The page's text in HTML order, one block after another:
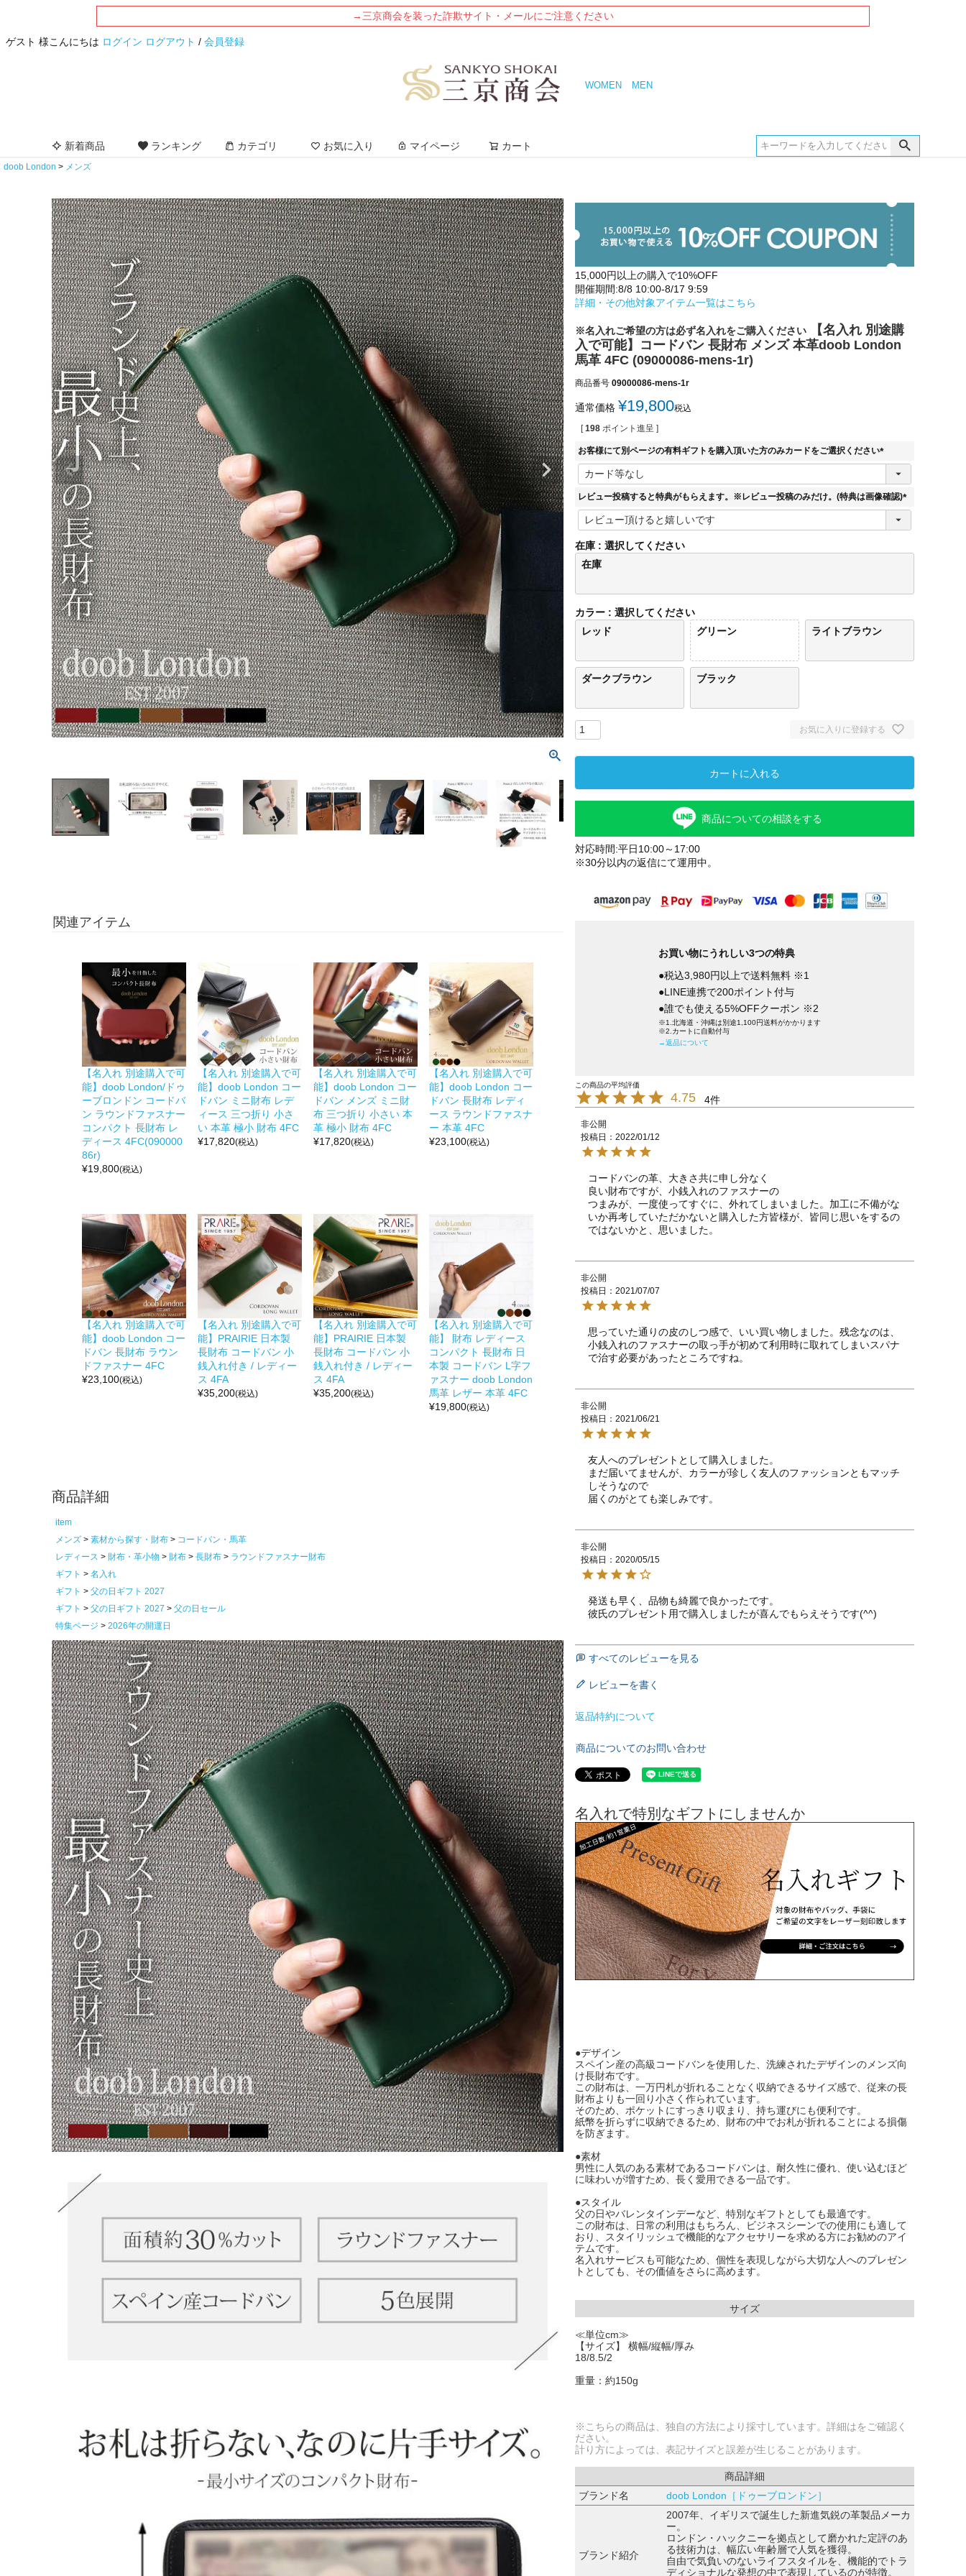
→三京商会を装った詐欺サイト・メールにご注意ください
ゲスト 様こんにちは ログイン ログアウト / 会員登録
WOMEN MEN
新着商品 ランキング カテゴリ お気に入り マイページ カート
doob London メンズ
関連アイテム
【名入れ 別途購入で可
能】doob London/ドゥ
ーブロンドン コードバ
ン ラウンドファスナー
コンパクト 長財布 レ
ディース 4FC(090000
86r)
¥19,800(税込)
【名入れ 別途購入で可
能】doob London コー
ドバン ミニ財布 レデ
ィース 三つ折り 小さ
い 本革 極小 財布 4FC
¥17,820(税込)
【名入れ 別途購入で可
能】doob London コー
ドバン メンズ ミニ財
布 三つ折り 小さい 本
革 極小 財布 4FC
¥17,820(税込)
【名入れ 別途購入で可
能】doob London コー
ドバン 長財布 レディ
ース ラウンドファスナ
ー 本革 4FC
¥23,100(税込)
【名入れ 別途購入で可
能】doob London コー
ドバン 長財布 ラウン
ドファスナー 4FC
¥23,100(税込)
【名入れ 別途購入で可
能】PRAIRIE 日本製
長財布 コードバン 小
銭入れ付き / レディー
ス 4FA
¥35,200(税込)
【名入れ 別途購入で可
能】PRAIRIE 日本製
長財布 コードバン 小
銭入れ付き / レディー
ス 4FA
¥35,200(税込)
【名入れ 別途購入で可
能】 財布 レディース
コンパクト 長財布 日
本製 コードバン L字フ
ァスナー doob London
馬革 レザー 本革 4FC
¥19,800(税込)
商品詳細
item
メンズ
素材から探す・財布
コードバン・馬革
レディース
財布・革小物 財布 長財布
ラウンドファスナー財布
ギフト
名入れ
ギフト
父の日ギフト 2027
ギフト
父の日ギフト 2027
父の日セール
特集ページ
2026年の開運日
15,000円以上の購入で10%OFF
開催期間:8/8 10:00-8/17 9:59
詳細・その他対象アイテム一覧はこちら
※名入れご希望の方は必ず名入れをご購入ください
【名入れ 別途購
入で可能】コードバン 長財布 メンズ 本革doob London
馬革 4FC (09000086-mens-1r)
商品番号 09000086-mens-1r
通常価格 ¥19,800税込
[ 198 ポイント進呈 ]
お客様にて別ページの有料ギフトを購入頂いた方のみカードをご選択ください
(
須
レビュー投稿すると特典がもらえます。※レビュー投稿のみだけ。(特典は画像確認)
(
)
在庫
選択してください
在庫
カラー
選択してください
レッド
グリーン ライトブラウン
ダークブラウン ブラック
お気に入りに登録する
カートに入れる
商品についての相談をする
対応時間:平日10:00～17:00
※30分以内の返信にて運用中。
お買い物にうれしい3つの特典
●税込3,980円以上で送料無料 ※1
●LINE連携で200ポイント付与
●誰でも使える5%OFFクーポン ※2
※1.北海道・沖縄は別途1,100円送料がかかります
※2.カートに自動付与
→返品について
4.75 4
非公開
投稿日
2022/01/12
コードバンの革、大きさ共に申し分なく
良い財布ですが、小銭入れのファスナーの
つまみが、一度使ってすぐに、外れてしまいました。加工に不備がな
いか再考していただかないと購入した方皆様が、皆同じ思いをするの
ではないかと、思いました。
非公開
投稿日
2021/07/07
思っていた通りの皮のしつ感で、いい買い物しました。残念なのは、
小銭入れのファスナーの取っ手が初めて利用時に取れてしまいスパナ
で治す必要があったところですね。
非公開
投稿日
2021/06/21
友人へのプレゼントとして購入しました。
まだ届いてませんが、カラーが珍しく友人のファッションともマッチ
しそうなので
届くのがとても楽しみです。
非公開
投稿日
2020/05/15
発送も早く、品物も綺麗で良かったです。
彼氏のプレゼント用で購入しましたが喜んでもらえそうです(^^)
すべてのレビューを見る
レビューを書く
返品特約について
商品についてのお問い合わせ
名入れで特別なギフトにしませんか
●デザイン
スペイン産の高級コードバンを使用した、洗練されたデザインのメンズ向
け長財布です。
この財布は、一万円札が折れることなく収納できるサイズ感で、従来の長
財布よりも一回り小さく作られています。
そのため、ポケットにすっきり収まり、持ち運びにも便利です。
紙幣を折らずに収納できるため、財布の中でお札が折れることによる損傷
を防ぎます。
●素材
男性に人気のある素材であるコードバンは、耐久性に優れ、使い込むほど
に味わいが増すため、長く愛用できる一品です。
●スタイル
父の日やバレンタインデーなど、特別なギフトとしても最適です。
この財布は、日常の利用はもちろん、ビジネスシーンでの使用にも適して
おり、スタイリッシュで機能的なアクセサリーを求める方にお勧めのアイ
テムです。
名入れサービスも可能なため、個性を表現しながら大切な人へのプレゼン
トとしても、その価値をさらに高めます。
サイズ
≪単位cm≫
【サイズ】 横幅/縦幅/厚み
18/8.5/2
重量：約150g
※こちらの商品は、独自の方法により採寸しています。詳細はをご確認く
ださい。
計り方によっては、表記サイズと誤差が生じることがあります。
商品詳細
ブランド名
doob London［ドゥーブロンドン］
ブランド紹介
2007年、イギリスで誕生した新進気鋭の革製品メーカ
ー。
ロンドン・ハックニーを拠点として磨かれた定評のあ
る技術力は、幅広い年齢層で人気を獲得。
自由で気負いのないライフスタイルを、機能的でトラ
ディショナルな発想の中で表現しているのが特徴。